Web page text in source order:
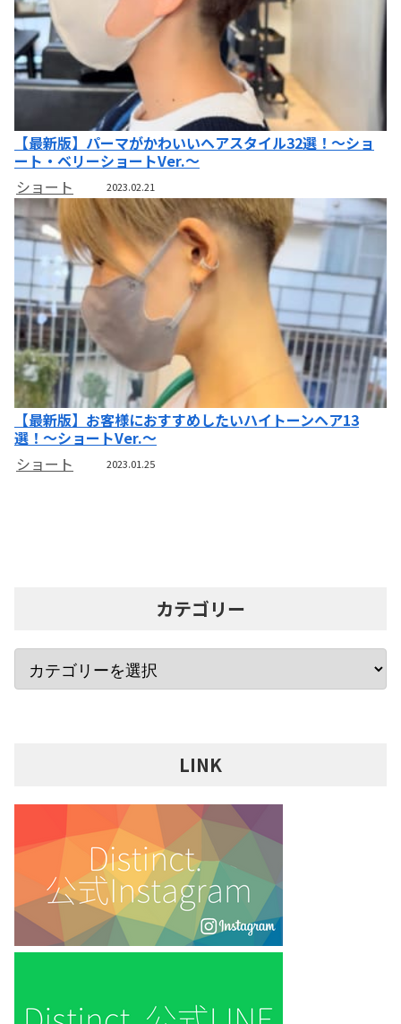
【最新版】パーマがかわいいヘアスタイル32選！～ショ
ート・ベリーショートVer.～
ショート
2023.02.21
【最新版】お客様におすすめしたいハイトーンヘア13
選！～ショートVer.～
ショート
2023.01.25
カテゴリー
LINK